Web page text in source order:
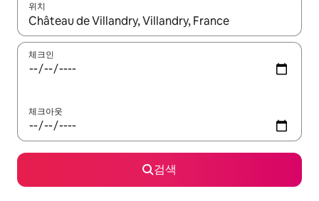
위치
결과가 나오면 위·아래 화살표 키를 사용하거나 터치 또는 스와이
체크인
체크아웃
검색